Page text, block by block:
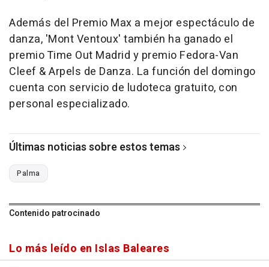
Además del Premio Max a mejor espectáculo de
danza, 'Mont Ventoux' también ha ganado el
premio Time Out Madrid y premio Fedora-Van
Cleef & Arpels de Danza. La función del domingo
cuenta con servicio de ludoteca gratuito, con
personal especializado.
Últimas noticias sobre estos temas
Palma
Contenido patrocinado
Lo más leído en Islas Baleares